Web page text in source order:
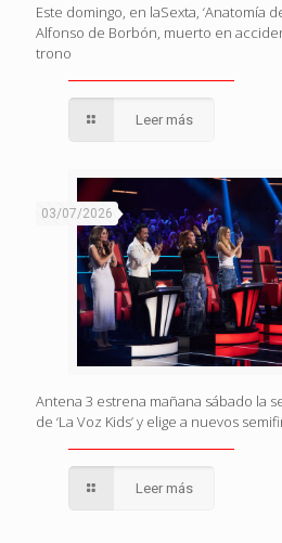
Este domingo, en laSexta, ‘Anatomía
Alfonso de Borbón, muerto en
trono
Leer más
03/07/2026
Antena 3 estrena mañana sábado la
de ‘La Voz Kids’ y elige a nuevos
Leer más